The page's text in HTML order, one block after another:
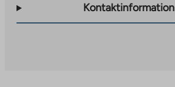
takes
Kontaktinformation